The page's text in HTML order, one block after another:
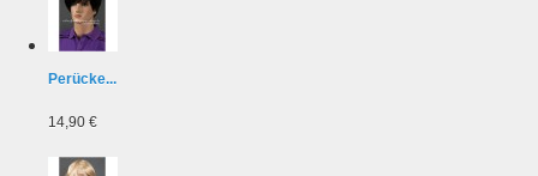
Perücke...
14,90 €